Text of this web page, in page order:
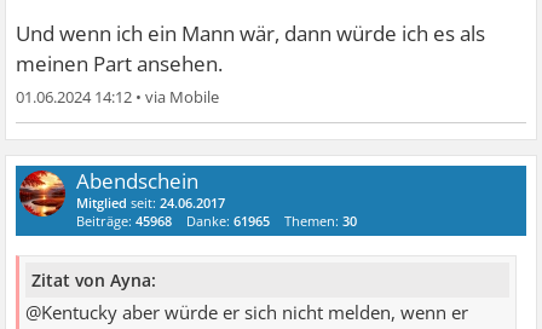
Und wenn ich ein Mann wär, dann würde ich es als
meinen Part ansehen.
01.06.2024 14:12 •
Abendschein
Mitglied seit:24.06.2017
Beiträge:45968 Danke:61965 Themen:30
Zitat von Ayna:
@Kentucky aber würde er sich nicht melden, wenn er